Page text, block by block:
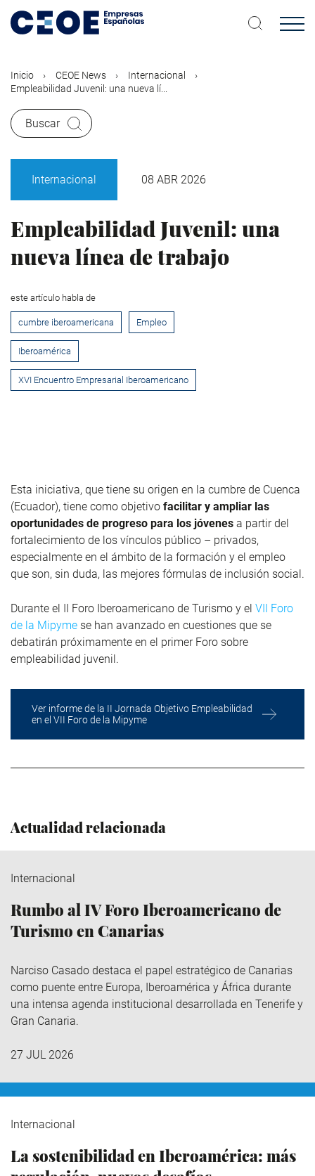
contenido
Inicio CEOE News
Internacional
Empleabilidad Juvenil: una nueva lí...
Buscar
Internacional 08 ABR 2026
Empleabilidad Juvenil: una
nueva línea de trabajo
este artículo habla de
cumbre iberoamericana Empleo
Iberoamérica
XVI Encuentro Empresarial Iberoamericano
Esta iniciativa, que tiene su origen en la cumbre de Cuenca
(Ecuador), tiene como objetivo facilitar y ampliar las
oportunidades de progreso para los jóvenes a partir del
fortalecimiento de los vínculos público – privados,
especialmente en el ámbito de la formación y el empleo
que son, sin duda, las mejores fórmulas de inclusión social.
Durante el II Foro Iberoamericano de Turismo y el VII Foro
de la Mipyme se han avanzado en cuestiones que se
debatirán próximamente en el primer Foro sobre
empleabilidad juvenil.
Ver informe de la II Jornada Objetivo Empleabilidad
en el VII Foro de la Mipyme
Actualidad relacionada
Internacional
Rumbo al IV Foro Iberoamericano de
Turismo en Canarias
Narciso Casado destaca el papel estratégico de Canarias
como puente entre Europa, Iberoamérica y África durante
una intensa agenda institucional desarrollada en Tenerife y
Gran Canaria.
27 JUL 2026
Internacional
La sostenibilidad en Iberoamérica: más